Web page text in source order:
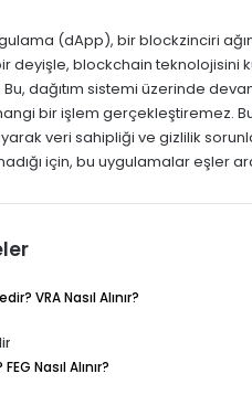
(dApp), bir blockzinciri
deyişle, blockchain teknolojisini
dağıtım sistemi üzerinde
bir işlem gerçekleştiremez.
veri sahipliği ve gizlilik
için, bu uygulamalar eşler
VRA Nasıl Alınır?
Nasıl Alınır?